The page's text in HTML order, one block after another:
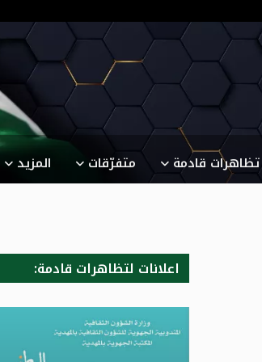
تظاهرات قادمة متفرّقات المزيد
اعلانات لتظاهرات قادمة: